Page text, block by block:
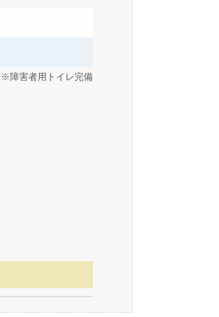
※障害者用トイレ完備